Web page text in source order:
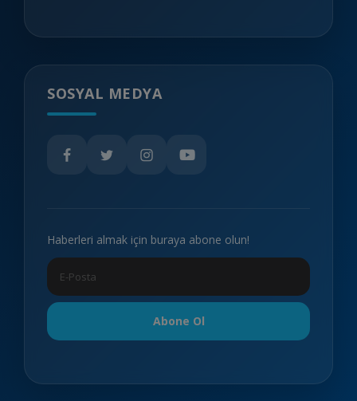
SOSYAL MEDYA
Haberleri almak için buraya abone olun!
Abone Ol